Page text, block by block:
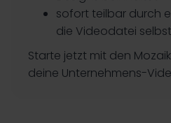
sofort teilbar durch
die Videodatei
Starte jetzt mit den
deine Unternehmens-